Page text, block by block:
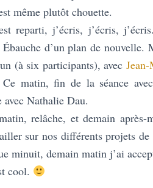
même plutôt chouette.
reparti, j’écris, j’écris,
d’un plan de
(à six participants), avec
matin, fin de la séance
avec Nathalie Dau.
relâche, et demain
sur nos différents projets de
minuit, demain matin j’ai
cool.